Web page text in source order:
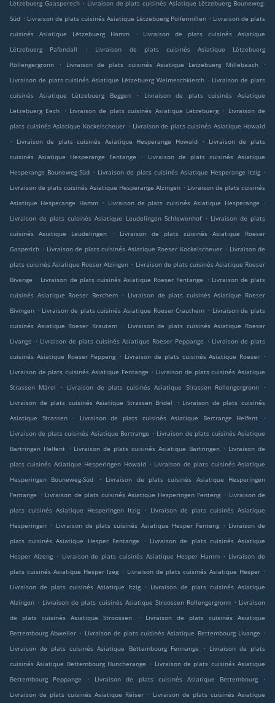
Lëtzebuerg Gaasperech
Livraison de plats cuisinés Asiatique Lëtzebuerg Bouneweg-
Süd . Livraison de plats cuisinés Asiatique Lëtzebuerg Polfermillen . Livraison de plats
cuisinés Asiatique Lëtzebuerg Hamm
.
Livraison de plats cuisinés Asiatique
Lëtzebuerg Pafendall
.
Livraison de plats cuisinés Asiatique Lëtzebuerg
Rollengergronn
. Livraison de plats cuisinés Asiatique Lëtzebuerg Millebaach
.
Livraison de plats cuisinés Asiatique Lëtzebuerg Weimeschkierch . Livraison de plats
cuisinés Asiatique Lëtzebuerg Beggen
.
Livraison de plats cuisinés Asiatique
Lëtzebuerg Eech
. Livraison de plats cuisinés Asiatique Lëtzebuerg . Livraison de
plats cuisinés Asiatique Kockelscheuer . Livraison de plats cuisinés Asiatique Howald
.
Livraison de plats cuisinés Asiatique Hesperange Howald .
Livraison de plats
cuisinés Asiatique Hesperange Fentange
.
Livraison de plats cuisinés Asiatique
Hesperange Bouneweg-Süd . Livraison de plats cuisinés Asiatique Hesperange Itzig .
Livraison de plats cuisinés Asiatique Hesperange Alzingen . Livraison de plats cuisinés
Asiatique Hesperange Hamm . Livraison de plats cuisinés Asiatique Hesperange
.
Livraison de plats cuisinés Asiatique Leudelingen Schlewenhof . Livraison de plats
cuisinés Asiatique Leudelingen
.
Livraison de plats cuisinés Asiatique Roeser
Gasperich . Livraison de plats cuisinés Asiatique Roeser Kockelscheuer . Livraison de
plats cuisinés Asiatique Roeser Alzingen . Livraison de plats cuisinés Asiatique Roeser
Bivange . Livraison de plats cuisinés Asiatique Roeser Fentange . Livraison de plats
cuisinés Asiatique Roeser Berchem . Livraison de plats cuisinés Asiatique Roeser
Bivingen . Livraison de plats cuisinés Asiatique Roeser Crauthem . Livraison de plats
cuisinés Asiatique Roeser Krautem
. Livraison de plats cuisinés Asiatique Roeser
Livange . Livraison de plats cuisinés Asiatique Roeser Peppange . Livraison de plats
cuisinés Asiatique Roeser Peppeng . Livraison de plats cuisinés Asiatique Roeser .
Livraison de plats cuisinés Asiatique Fentange . Livraison de plats cuisinés Asiatique
Strassen Märel
. Livraison de plats cuisinés Asiatique Strassen Rollengergronn
.
Livraison de plats cuisinés Asiatique Strassen Bridel
. Livraison de plats cuisinés
Asiatique Strassen
. Livraison de plats cuisinés Asiatique Bertrange Helfent
.
Livraison de plats cuisinés Asiatique Bertrange . Livraison de plats cuisinés Asiatique
Bartringen Helfent . Livraison de plats cuisinés Asiatique Bartringen . Livraison de
plats cuisinés Asiatique Hesperingen Howald . Livraison de plats cuisinés Asiatique
Hesperingen Bouneweg-Süd
.
Livraison de plats cuisinés Asiatique Hesperingen
Fentange . Livraison de plats cuisinés Asiatique Hesperingen Fenteng . Livraison de
plats cuisinés Asiatique Hesperingen Itzig
. Livraison de plats cuisinés Asiatique
Hesperingen . Livraison de plats cuisinés Asiatique Hesper Fenteng . Livraison de
plats cuisinés Asiatique Hesper Fentange
. Livraison de plats cuisinés Asiatique
Hesper Alzeng . Livraison de plats cuisinés Asiatique Hesper Hamm . Livraison de
plats cuisinés Asiatique Hesper Izeg . Livraison de plats cuisinés Asiatique Hesper .
Livraison de plats cuisinés Asiatique Itzig
. Livraison de plats cuisinés Asiatique
Alzingen . Livraison de plats cuisinés Asiatique Stroossen Rollengergronn . Livraison
de plats cuisinés Asiatique Stroossen
.
Livraison de plats cuisinés Asiatique
Bettembourg Abweiler . Livraison de plats cuisinés Asiatique Bettembourg Livange .
Livraison de plats cuisinés Asiatique Bettembourg Fennange
. Livraison de plats
cuisinés Asiatique Bettembourg Huncherange . Livraison de plats cuisinés Asiatique
Bettembourg Peppange
. Livraison de plats cuisinés Asiatique Bettembourg
.
Livraison de plats cuisinés Asiatique Réiser . Livraison de plats cuisinés Asiatique